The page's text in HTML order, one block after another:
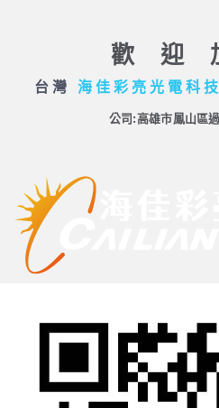
歡迎
台灣 海 佳 彩 亮 光 電 科 技
公司:高雄市鳳山區